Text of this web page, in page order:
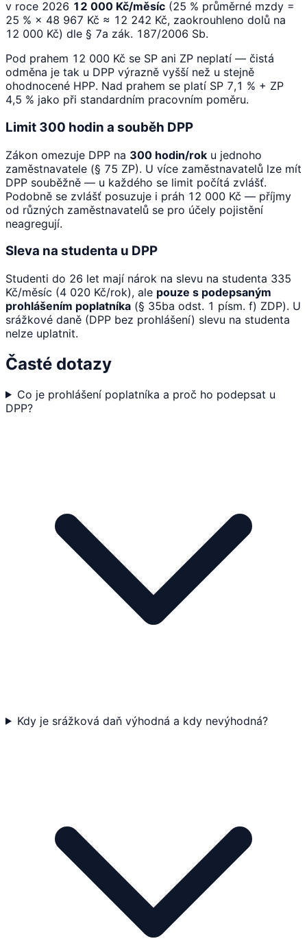
v roce 2026 12 000 Kč/měsíc (25 % průměrné mzdy =
25 % × 48 967 Kč ≈ 12 242 Kč, zaokrouhleno dolů na
12 000 Kč) dle § 7a zák. 187/2006 Sb.
Pod prahem 12 000 Kč se SP ani ZP neplatí — čistá
odměna je tak u DPP výrazně vyšší než u stejně
ohodnocené HPP. Nad prahem se platí SP 7,1 % + ZP
4,5 % jako při standardním pracovním poměru.
Limit 300 hodin a souběh DPP
Zákon omezuje DPP na 300 hodin/rok u jednoho
zaměstnavatele (§ 75 ZP). U více zaměstnavatelů lze mít
DPP souběžně — u každého se limit počítá zvlášť.
Podobně se zvlášť posuzuje i práh 12 000 Kč — příjmy
od různých zaměstnavatelů se pro účely pojistění
neagregují.
Sleva na studenta u DPP
Studenti do 26 let mají nárok na slevu na studenta 335
Kč/měsíc (4 020 Kč/rok), ale pouze s podepsaným
prohlášením poplatníka (§ 35ba odst. 1 písm. f) ZDP). U
srážkové daně (DPP bez prohlášení) slevu na studenta
nelze uplatnit.
Časté dotazy
Co je prohlášení poplatníka a proč ho podepsat u
DPP?
Kdy je srážková daň výhodná a kdy nevýhodná?